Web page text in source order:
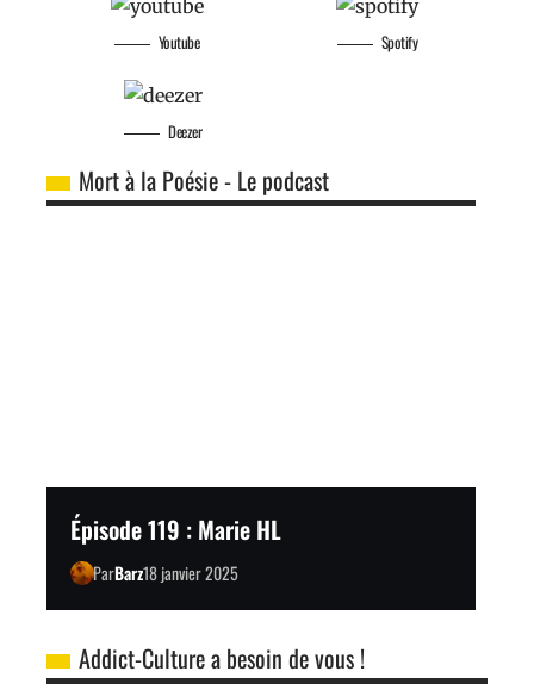
Youtube Spotify
Deezer
Mort à la Poésie - Le podcast
Épisode 119 : Marie HL
ParBarz18 janvier 2025
Addict-Culture a besoin de vous !